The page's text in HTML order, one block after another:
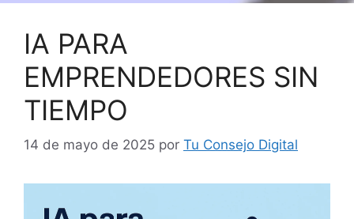
IA PARA
EMPRENDEDORES SIN
TIEMPO
14 de mayo de 2025 por Tu Consejo Digital